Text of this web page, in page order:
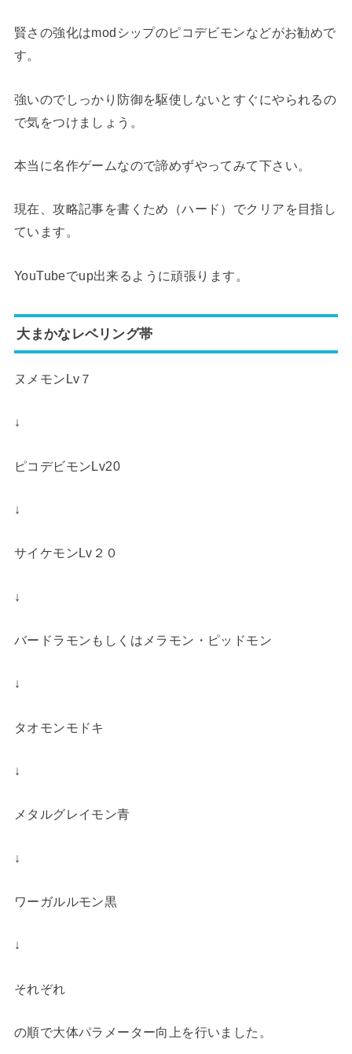
賢さの強化はmodシップのピコデビモンなどがお勧めで
す。
強いのでしっかり防御を駆使しないとすぐにやられるの
で気をつけましょう。
本当に名作ゲームなので諦めずやってみて下さい。
現在、攻略記事を書くため（ハード）でクリアを目指し
ています。
YouTubeでup出来るように頑張ります。
大まかなレベリング帯
ヌメモンLv７
↓
ピコデビモンLv20
↓
サイケモンLv２０
↓
バードラモンもしくはメラモン・ピッドモン
↓
タオモンモドキ
↓
メタルグレイモン青
↓
ワーガルルモン黒
↓
それぞれ
の順で大体パラメーター向上を行いました。